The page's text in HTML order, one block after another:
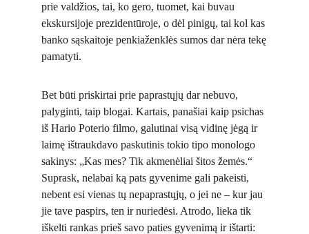
prie valdžios, tai, ko gero, tuomet, kai buvau
ekskursijoje prezidentūroje, o dėl pinigų, tai kol kas
banko sąskaitoje penkiaženklės sumos dar nėra tekę
pamatyti.
Bet būti priskirtai prie paprastųjų dar nebuvo,
palyginti, taip blogai. Kartais, panašiai kaip psichas
iš Hario Poterio filmo, galutinai visą vidinę jėgą ir
laimę ištraukdavo paskutinis tokio tipo monologo
sakinys: „Kas mes? Tik akmenėliai šitos žemės.“
Suprask, nelabai ką pats gyvenime gali pakeisti,
nebent esi vienas tų nepaprastųjų, o jei ne – kur jau
jie tave paspirs, ten ir nuriedėsi. Atrodo, lieka tik
iškelti rankas prieš savo paties gyvenimą ir ištarti: